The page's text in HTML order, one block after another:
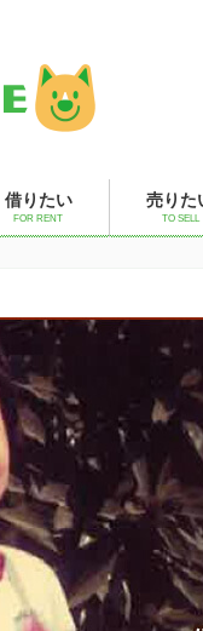
借りたい
FOR RENT
売りた
TO SELL